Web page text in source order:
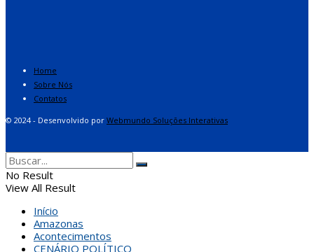
Home
Sobre Nós
Contatos
© 2024 - Desenvolvido por Webmundo Soluções Interativas
No Result
View All Result
Início
Amazonas
Acontecimentos
CENÁRIO POLÍTICO